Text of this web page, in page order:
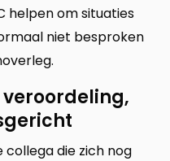
helpen om situaties
niet besproken
collega die zich nog